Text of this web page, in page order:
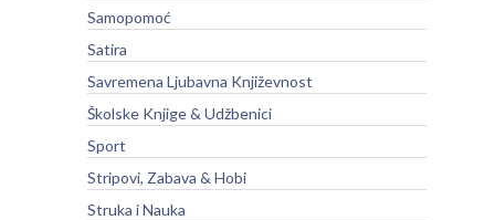
Samopomoć
Satira
Savremena Ljubavna Književnost
Školske Knjige & Udžbenici
Sport
Stripovi, Zabava & Hobi
Struka i Nauka